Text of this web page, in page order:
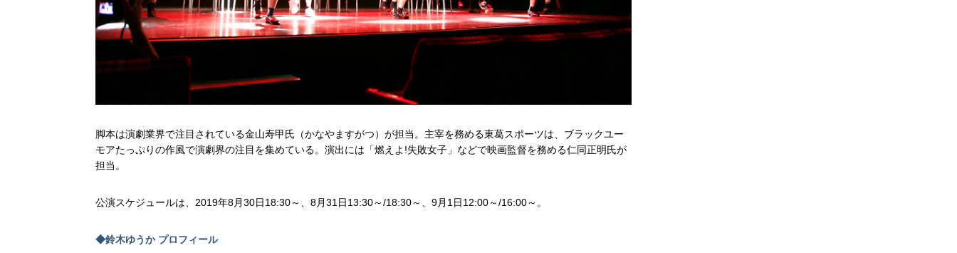
脚本は演劇業界で注目されている金山寿甲氏（かなやますがつ）が担当。主宰を務める東葛スポーツは、ブラックユー
モアたっぷりの作風で演劇界の注目を集めている。演出には「燃えよ!失敗女子」などで映画監督を務める仁同正明氏が
担当。
公演スケジュールは、2019年8月30日18:30～、8月31日13:30～/18:30～、9月1日12:00～/16:00～。
◆鈴木ゆうか プロフィール